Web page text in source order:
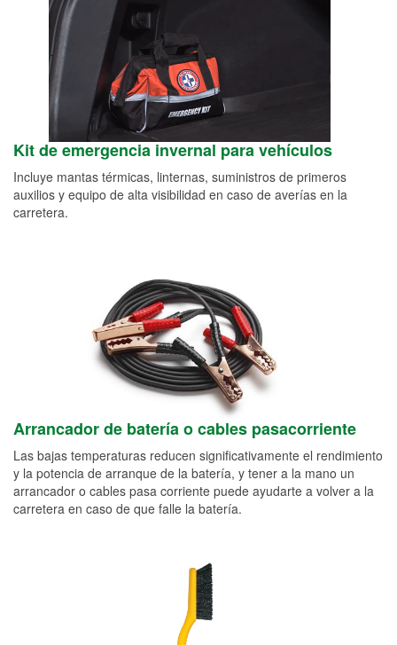
Kit de emergencia invernal para vehículos
Incluye mantas térmicas, linternas, suministros de primeros
auxilios y equipo de alta visibilidad en caso de averías en la
carretera.
Arrancador de batería o cables pasacorriente
Las bajas temperaturas reducen significativamente el rendimiento
y la potencia de arranque de la batería, y tener a la mano un
arrancador o cables pasa corriente puede ayudarte a volver a la
carretera en caso de que falle la batería.